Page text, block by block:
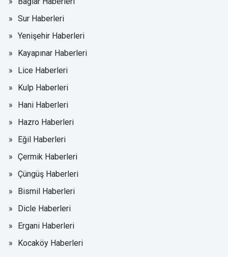
Sur Haberleri
Yenişehir Haberleri
Kayapınar Haberleri
Lice Haberleri
Kulp Haberleri
Hani Haberleri
Hazro Haberleri
Eğil Haberleri
Çermik Haberleri
Çüngüş Haberleri
Bismil Haberleri
Dicle Haberleri
Ergani Haberleri
Kocaköy Haberleri